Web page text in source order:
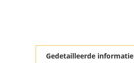
Gedetailleerde informatie